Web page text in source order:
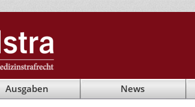
Ausgaben News